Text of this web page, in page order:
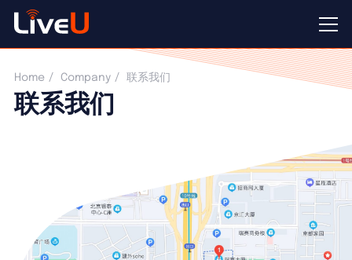
Home Company 联系我们
联系我们